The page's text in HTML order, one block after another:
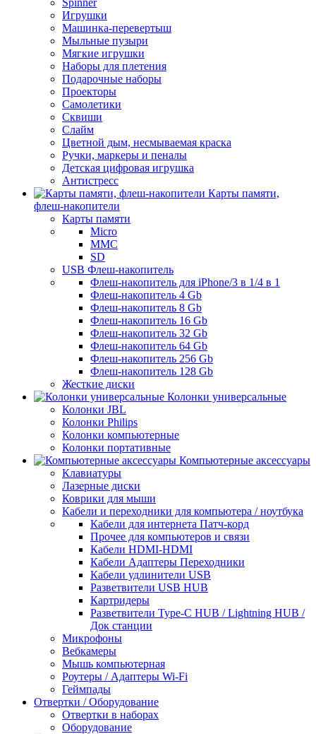
Spinner
Игрушки
Машинка-перевертыш
Мыльные пузыри
Мягкие игрушки
Наборы для плетения
Подарочные наборы
Проекторы
Самолетики
Сквиши
Слайм
Цветной дым, несмываемая краска
Ручки, маркеры и пеналы
Детская цифровая игрушка
Антистресс
Карты памяти,
флеш-накопители
Карты памяти
Micro
MMC
SD
USB Флеш-накопитель
Флеш-накопитель для iPhone/3 в 1/4 в 1
Флеш-накопитель 4 Gb
Флеш-накопитель 8 Gb
Флеш-накопитель 16 Gb
Флеш-накопитель 32 Gb
Флеш-накопитель 64 Gb
Флеш-накопитель 256 Gb
Флеш-накопитель 128 Gb
Жесткие диски
Колонки универсальные
Колонки JBL
Колонки Philips
Колонки компьютерные
Колонки портативные
Компьютерные аксессуары
Клавиатуры
Лазерные диски
Коврики для мыши
Кабели и переходники для компьютера / ноутбука
Кабели для интернета Патч-корд
Прочее для компьютеров и связи
Кабели HDMI-HDMI
Кабели Адаптеры Переходники
Кабели удлинители USB
Разветвители USB HUB
Картридеры
Разветвители Type-C HUB / Lightning HUB /
Док станции
Микрофоны
Вебкамеры
Мышь компьютерная
Роутеры / Адаптеры Wi-Fi
Геймпады
Отвертки / Оборудование
Отвертки в наборах
Оборудование